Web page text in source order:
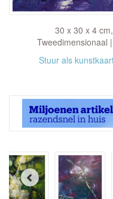
30 x 30 x 4
Tweedimensionaal
Stuur als